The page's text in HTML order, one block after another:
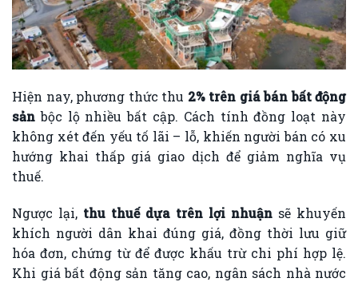
Hiện nay, phương thức thu 2% trên giá bán bất động
sản bộc lộ nhiều bất cập. Cách tính đồng loạt này
không xét đến yếu tố lãi – lỗ, khiến người bán có xu
hướng khai thấp giá giao dịch để giảm nghĩa vụ
thuế.
Ngược lại, thu thuế dựa trên lợi nhuận sẽ khuyến
khích người dân khai đúng giá, đồng thời lưu giữ
hóa đơn, chứng từ để được khấu trừ chi phí hợp lệ.
Khi giá bất động sản tăng cao, ngân sách nhà nước